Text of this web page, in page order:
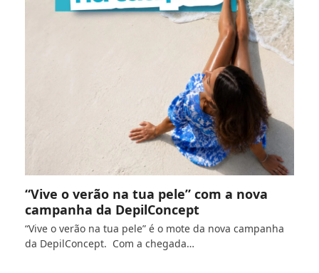
“Vive o verão na tua pele” com a nova
campanha da DepilConcept
“Vive o verão na tua pele” é o mote da nova campanha
da DepilConcept. Com a chegada…